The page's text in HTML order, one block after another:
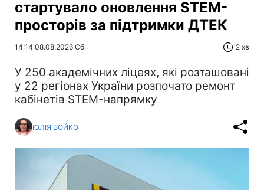
стартувало оновлення STEM-
просторів за підтримки ДТЕК​‌
14:14 08.08.2026 Сб 2 хв
У 250 академічних ліцеях, які розташовані
у 22 регіонах України розпочато ремонт
кабінетів STEM-напрямку
ЮЛІЯ БОЙКО